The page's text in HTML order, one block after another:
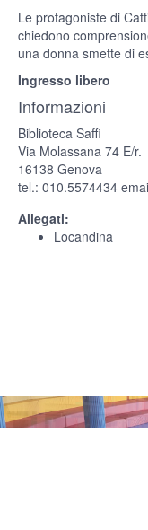
Le protagoniste di
chiedono
una donna smette di
Ingresso libero
Informazioni
Biblioteca Saffi
Via Molassana 74 E/r.
16138 Genova
tel.: 010.5574434
Allegati:
Locandina